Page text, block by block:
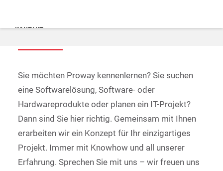
KONTAKT
Kontaktieren Sie uns
Sie möchten Proway kennenlernen? Sie suchen
eine Softwarelösung, Software- oder
Hardwareprodukte oder planen ein IT-Projekt?
Dann sind Sie hier richtig. Gemeinsam mit Ihnen
erarbeiten wir ein Konzept für Ihr einzigartiges
Projekt. Immer mit Knowhow und all unserer
Erfahrung. Sprechen Sie mit uns – wir freuen uns